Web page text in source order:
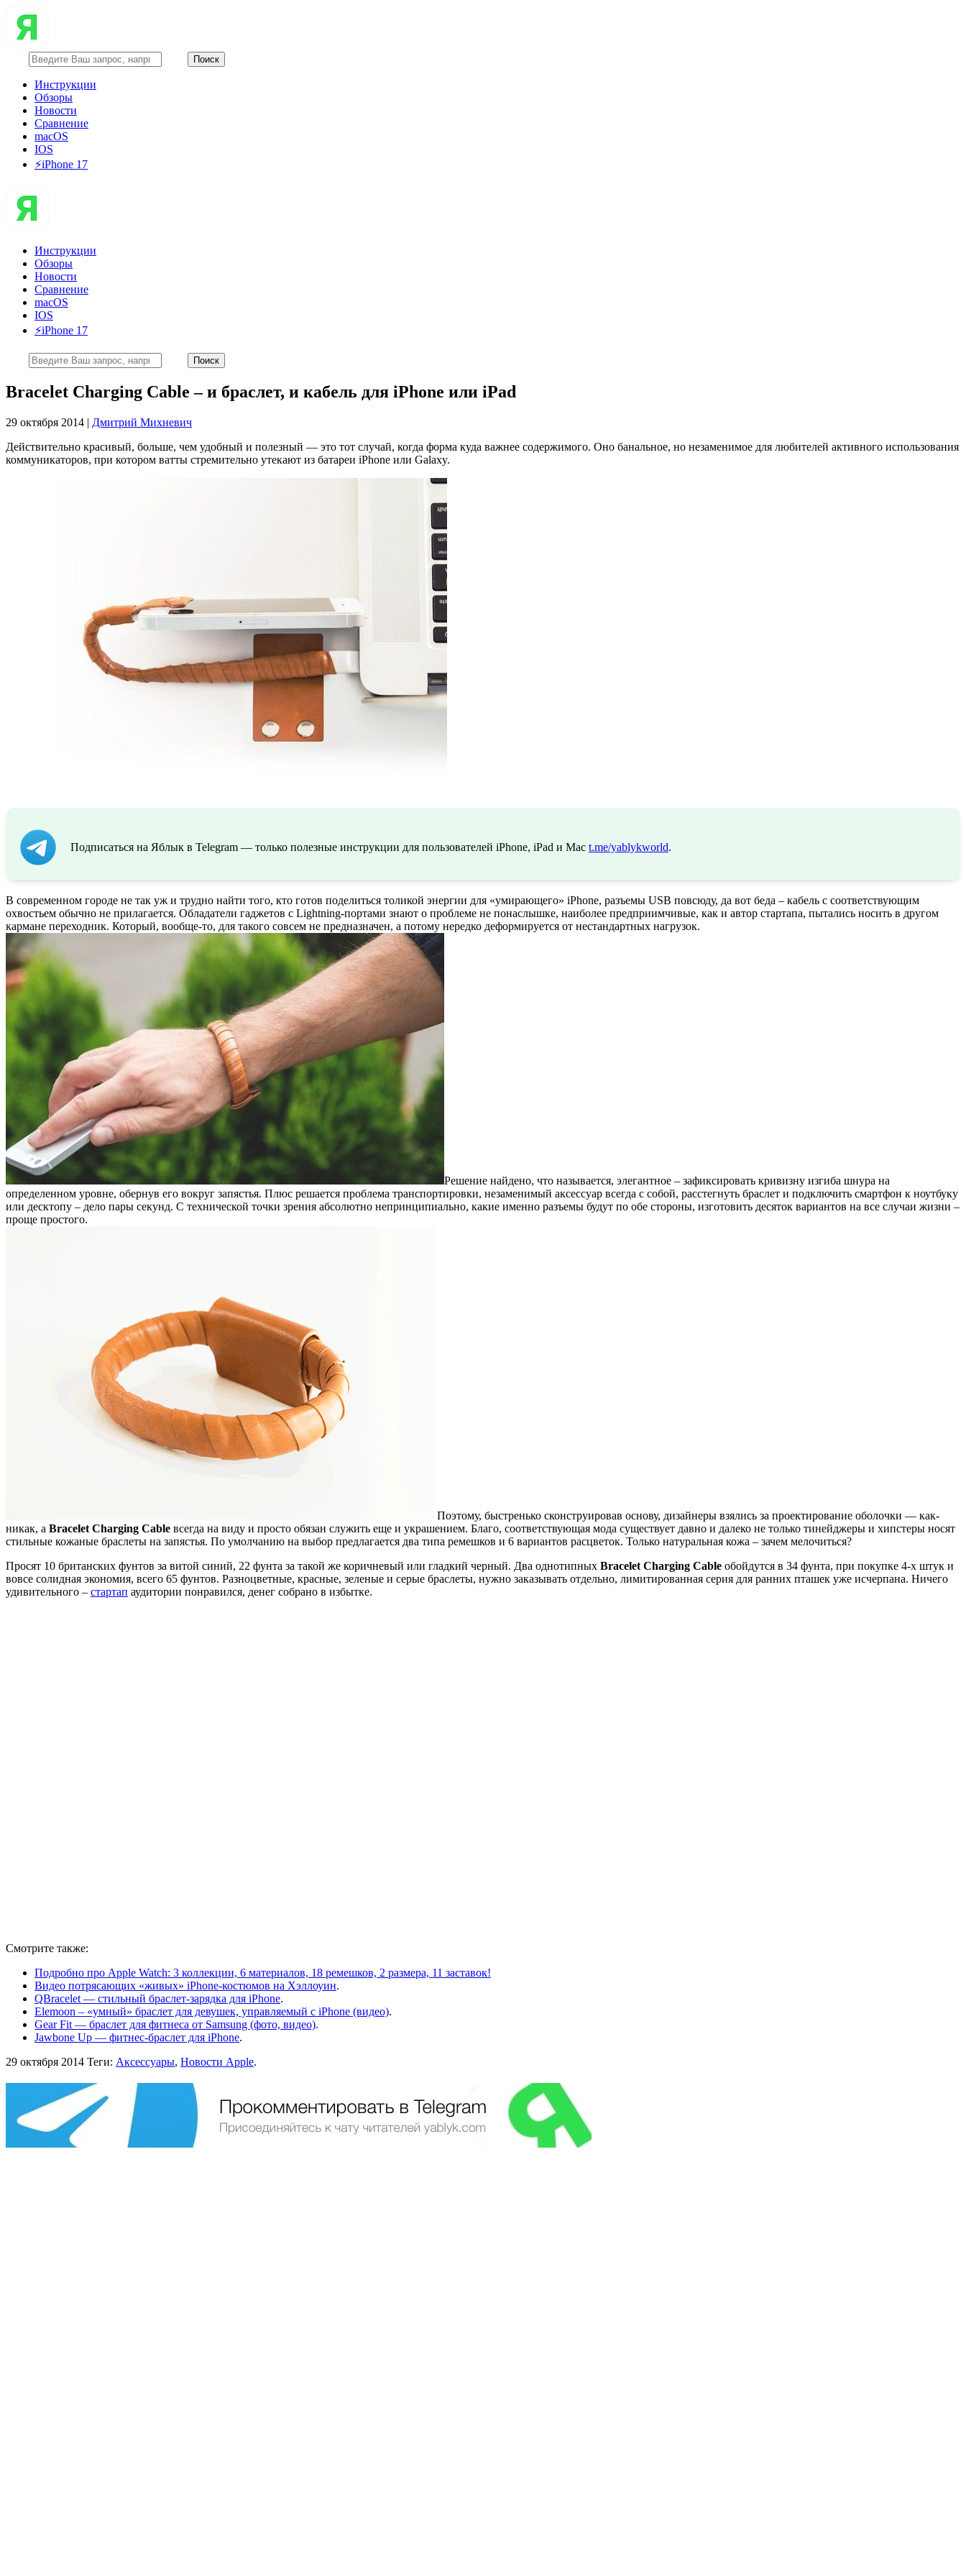
Инструкции
Обзоры
Новости
Сравнение
macOS
IOS
⚡️iPhone 17
Инструкции
Обзоры
Новости
Сравнение
macOS
IOS
⚡️iPhone 17
Bracelet Charging Cable – и браслет, и кабель для iPhone или iPad
29 октября 2014 | Дмитрий Михневич
Действительно красивый, больше, чем удобный и полезный — это тот случай, когда форма куда важнее содержимого. Оно банальное, но незаменимое для любителей активного использования
коммуникаторов, при котором ватты стремительно утекают из батареи iPhone или Galaxy.
Подписаться на Яблык в Telegram — только полезные инструкции для пользователей iPhone, iPad и Mac t.me/yablykworld.
В современном городе не так уж и трудно найти того, кто готов поделиться толикой энергии для «умирающего» iPhone, разъемы USB повсюду, да вот беда – кабель с соответствующим
охвостьем обычно не прилагается. Обладатели гаджетов с Lightning-портами знают о проблеме не понаслышке, наиболее предприимчивые, как и автор стартапа, пытались носить в другом
кармане переходник. Который, вообще-то, для такого совсем не предназначен, а потому нередко деформируется от нестандартных нагрузок.
Решение найдено, что называется, элегантное – зафиксировать кривизну изгиба шнура на
определенном уровне, обернув его вокруг запястья. Плюс решается проблема транспортировки, незаменимый аксессуар всегда с собой, расстегнуть браслет и подключить смартфон к ноутбуку
или десктопу – дело пары секунд. С технической точки зрения абсолютно непринципиально, какие именно разъемы будут по обе стороны, изготовить десяток вариантов на все случаи жизни –
проще простого.
Поэтому, быстренько сконструировав основу, дизайнеры взялись за проектирование оболочки — как-
никак, а Bracelet Charging Cable всегда на виду и просто обязан служить еще и украшением. Благо, соответствующая мода существует давно и далеко не только тинейджеры и хипстеры носят
стильные кожаные браслеты на запястья. По умолчанию на выбор предлагается два типа ремешков и 6 вариантов расцветок. Только натуральная кожа – зачем мелочиться?
Просят 10 британских фунтов за витой синий, 22 фунта за такой же коричневый или гладкий черный. Два однотипных Bracelet Charging Cable обойдутся в 34 фунта, при покупке 4-х штук и
вовсе солидная экономия, всего 65 фунтов. Разноцветные, красные, зеленые и серые браслеты, нужно заказывать отдельно, лимитированная серия для ранних пташек уже исчерпана. Ничего
удивительного – стартап аудитории понравился, денег собрано в избытке.
Смотрите также:
Подробно про Apple Watch: 3 коллекции, 6 материалов, 18 ремешков, 2 размера, 11 заставок!
Видео потрясающих «живых» iPhone-костюмов на Хэллоуин.
QBracelet — стильный браслет-зарядка для iPhone.
Elemoon – «умный» браслет для девушек, управляемый c iPhone (видео).
Gear Fit — браслет для фитнеса от Samsung (фото, видео).
Jawbone Up — фитнес-браслет для iPhone.
29 октября 2014 Теги: Аксессуары, Новости Apple.